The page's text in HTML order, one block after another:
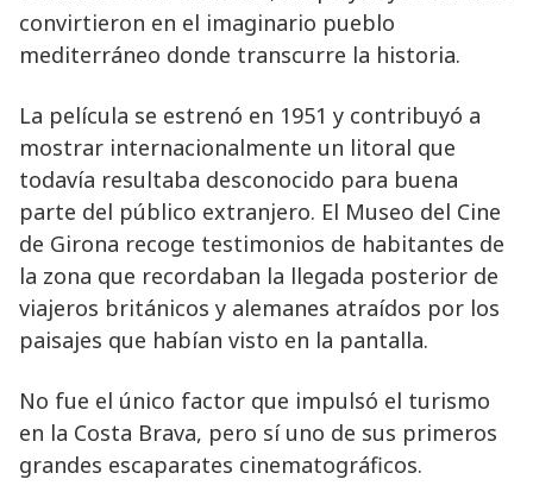
convirtieron en el imaginario pueblo
mediterráneo donde transcurre la historia.
La película se estrenó en 1951 y contribuyó a
mostrar internacionalmente un litoral que
todavía resultaba desconocido para buena
parte del público extranjero. El Museo del Cine
de Girona recoge testimonios de habitantes de
la zona que recordaban la llegada posterior de
viajeros británicos y alemanes atraídos por los
paisajes que habían visto en la pantalla.
No fue el único factor que impulsó el turismo
en la Costa Brava, pero sí uno de sus primeros
grandes escaparates cinematográficos.